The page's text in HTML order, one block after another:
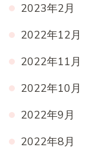
2023年2月
2022年12月
2022年11月
2022年10月
2022年9月
2022年8月